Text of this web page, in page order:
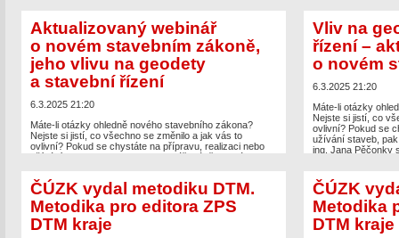
i při intenzivních solárních bouřích či jiných vnějších
vlivech. Hlavní vlastnosti: Unikátní systém čištění GNSS
signálu od sluneční aktivity a dalších zdrojů rušení díky
pokročilým technologiím IMU s náklonem […]
The postPracuje i při intenzivních solárních bouřích.
GNSS přijímač Sokkia GRX5 s ochranou proti rušení
GNSS signáluappeared first on
podnikatelů v
zeměměřičů
[…]
The postAPG a
Zeměměřič.
Aktualizovaný webinář
o novém stavebním zákoně,
jeho vlivu na geodety
a stavební řízení
6.3.2025 21:20
Máte-li otázky ohledně nového stavebního zákona?
Nejste si jistí, co všechno se změnilo a jak vás to
ovlivní? Pokud se chystáte na přípravu, realizaci nebo
které s sebou přinesl nový stavební zákon (NSZ), a jaký
vliv to má na stavební […]
The postAktualizovaný webinář o novém stavebním
zákoně, jeho vlivu na geodety a stavební řízení
appeared first onZeměměřič
Vliv na
řízení –
o novém
6.3.2025 21:20
Máte-li otázky
Nejste si jistí, co
ovlivní? Pokud se
užívání staveb,
ing. Jana Pěčonky
The postVliv na
aktualizovaný
appeared first on
ČÚZK vydal metodiku DTM.
Metodika pro editora ZPS
DTM kraje
ČÚZK
Metodika
DTM kraje